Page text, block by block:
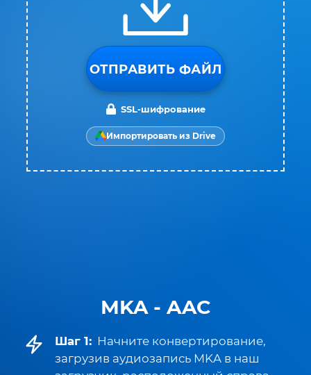
MKA - AAC
Шаг 1: Начните конвертирование,
загрузив аудиозапись MKA в наш
ОТПРАВИТЬ ФАЙЛ
SSL-шифрование
Импортировать из Drive